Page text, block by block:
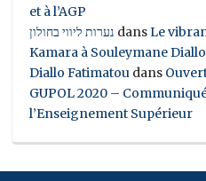
et à l’AGP
נערות ליווי בחולון dansLe
Kamara à Souleymane Diallo
Diallo Fatimatou dans
GUPOL 2020 –
l’Enseignement Supérieur